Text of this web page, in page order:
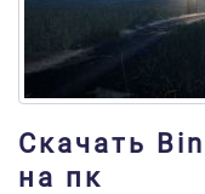
Скачать
на пк